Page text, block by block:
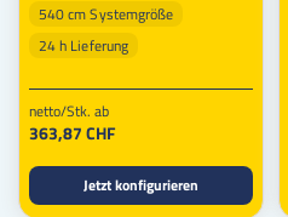
540 cm Systemgröße
24 h Lieferung
netto/Stk. ab
363,87 CHF
Jetzt konfigurieren